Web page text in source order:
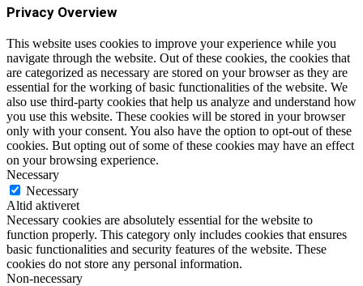
Privacy Overview
This website uses cookies to improve your experience while you
navigate through the website. Out of these cookies, the cookies that
are categorized as necessary are stored on your browser as they are
essential for the working of basic functionalities of the website. We
also use third-party cookies that help us analyze and understand how
you use this website. These cookies will be stored in your browser
only with your consent. You also have the option to opt-out of these
cookies. But opting out of some of these cookies may have an effect
on your browsing experience.
Necessary
Necessary
Altid aktiveret
Necessary cookies are absolutely essential for the website to
function properly. This category only includes cookies that ensures
basic functionalities and security features of the website. These
cookies do not store any personal information.
Non-necessary